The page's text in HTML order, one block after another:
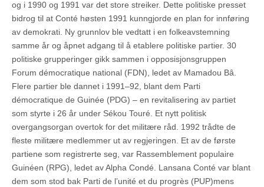
og i 1990 og 1991 var det store streiker. Dette politiske presset
bidrog til at Conté høsten 1991 kunngjorde en plan for innføring
av demokrati. Ny grunnlov ble vedtatt i en folkeavstemning
samme år og åpnet adgang til å etablere politiske partier. 30
politiske grupperinger gikk sammen i opposisjonsgruppen
Forum démocratique national (FDN), ledet av Mamadou Bâ.
Flere partier ble dannet i 1991–92, blant dem Parti
démocratique de Guinée (PDG) – en revitalisering av partiet
som styrte i 26 år under Sékou Touré. Et nytt politisk
overgangsorgan overtok for det militære råd. 1992 trådte de
fleste militære medlemmer ut av regjeringen. Et av de første
partiene som registrerte seg, var Rassemblement populaire
Guinéen (RPG), ledet av Alpha Condé. Lansana Conté var blant
dem som stod bak Parti de l’unité et du progrès (PUP)mens